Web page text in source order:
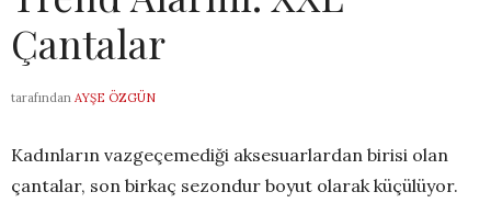
Çantalar
tarafından AYŞE ÖZGÜN
Kadınların vazgeçemediği aksesuarlardan birisi olan
çantalar, son birkaç sezondur boyut olarak küçülüyor.